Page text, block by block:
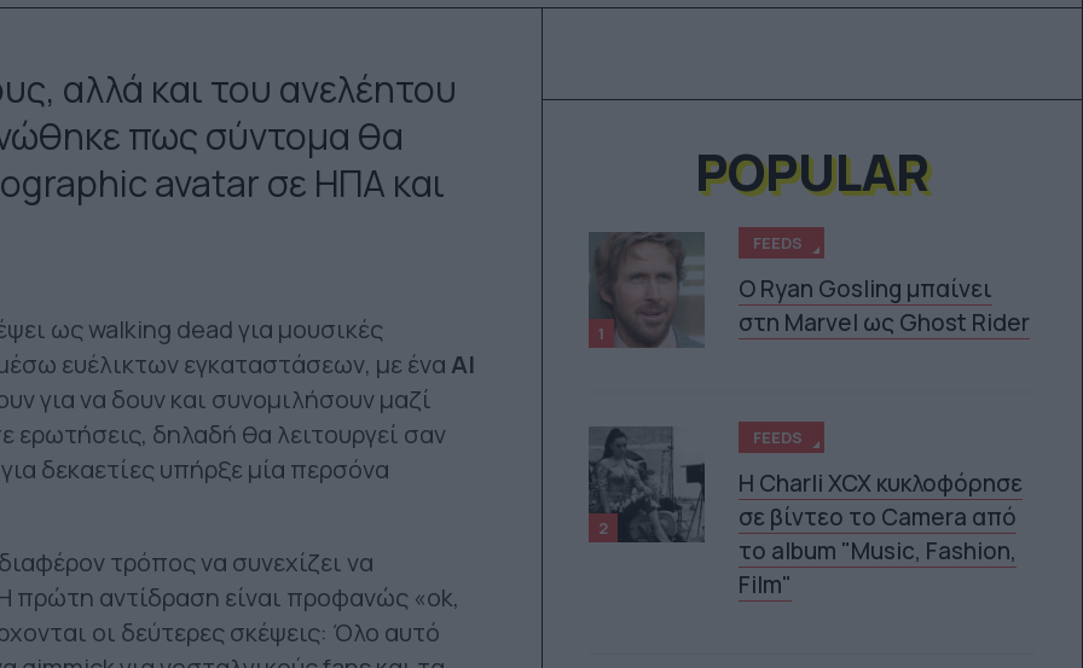
αλλά και του ανελέητου
πως σύντομα θα
avatar σε ΗΠΑ και
ως walking dead για μουσικές
ευέλικτων εγκαταστάσεων, με ένα AI
για να δουν και συνομιλήσουν μαζί
δηλαδή θα λειτουργεί σαν
δεκαετίες υπήρξε μία περσόνα
τρόπος να συνεχίζει να
πρώτη αντίδραση είναι προφανώς «ok,
οι δεύτερες σκέψεις: Όλο αυτό
POPULAR
1
FEEDS
Ο Ryan Gosling μπαίνει
στη Marvel ως Ghost Rider
2
FEEDS
H Charli XCX κυκλοφόρησε
σε βίντεο το Camera από
το album "Music, Fashion,
Film"